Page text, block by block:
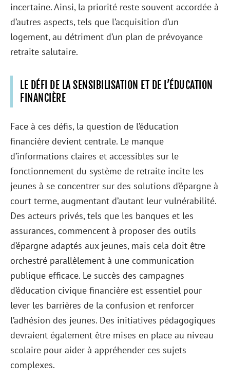
incertaine. Ainsi, la priorité reste souvent accordée à
d’autres aspects, tels que l’acquisition d’un
logement, au détriment d’un plan de prévoyance
retraite salutaire.
LE DÉFI DE LA SENSIBILISATION ET DE L’ÉDUCATION
FINANCIÈRE
Face à ces défis, la question de l’éducation
financière devient centrale. Le manque
d’informations claires et accessibles sur le
fonctionnement du système de retraite incite les
jeunes à se concentrer sur des solutions d’épargne à
court terme, augmentant d’autant leur vulnérabilité.
Des acteurs privés, tels que les banques et les
assurances, commencent à proposer des outils
d’épargne adaptés aux jeunes, mais cela doit être
orchestré parallèlement à une communication
publique efficace. Le succès des campagnes
d’éducation civique financière est essentiel pour
lever les barrières de la confusion et renforcer
l’adhésion des jeunes. Des initiatives pédagogiques
devraient également être mises en place au niveau
scolaire pour aider à appréhender ces sujets
complexes.